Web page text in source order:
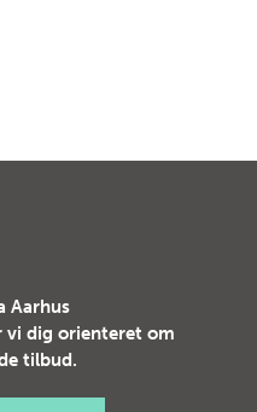
Aarhus
vi dig orienteret om
tilbud.